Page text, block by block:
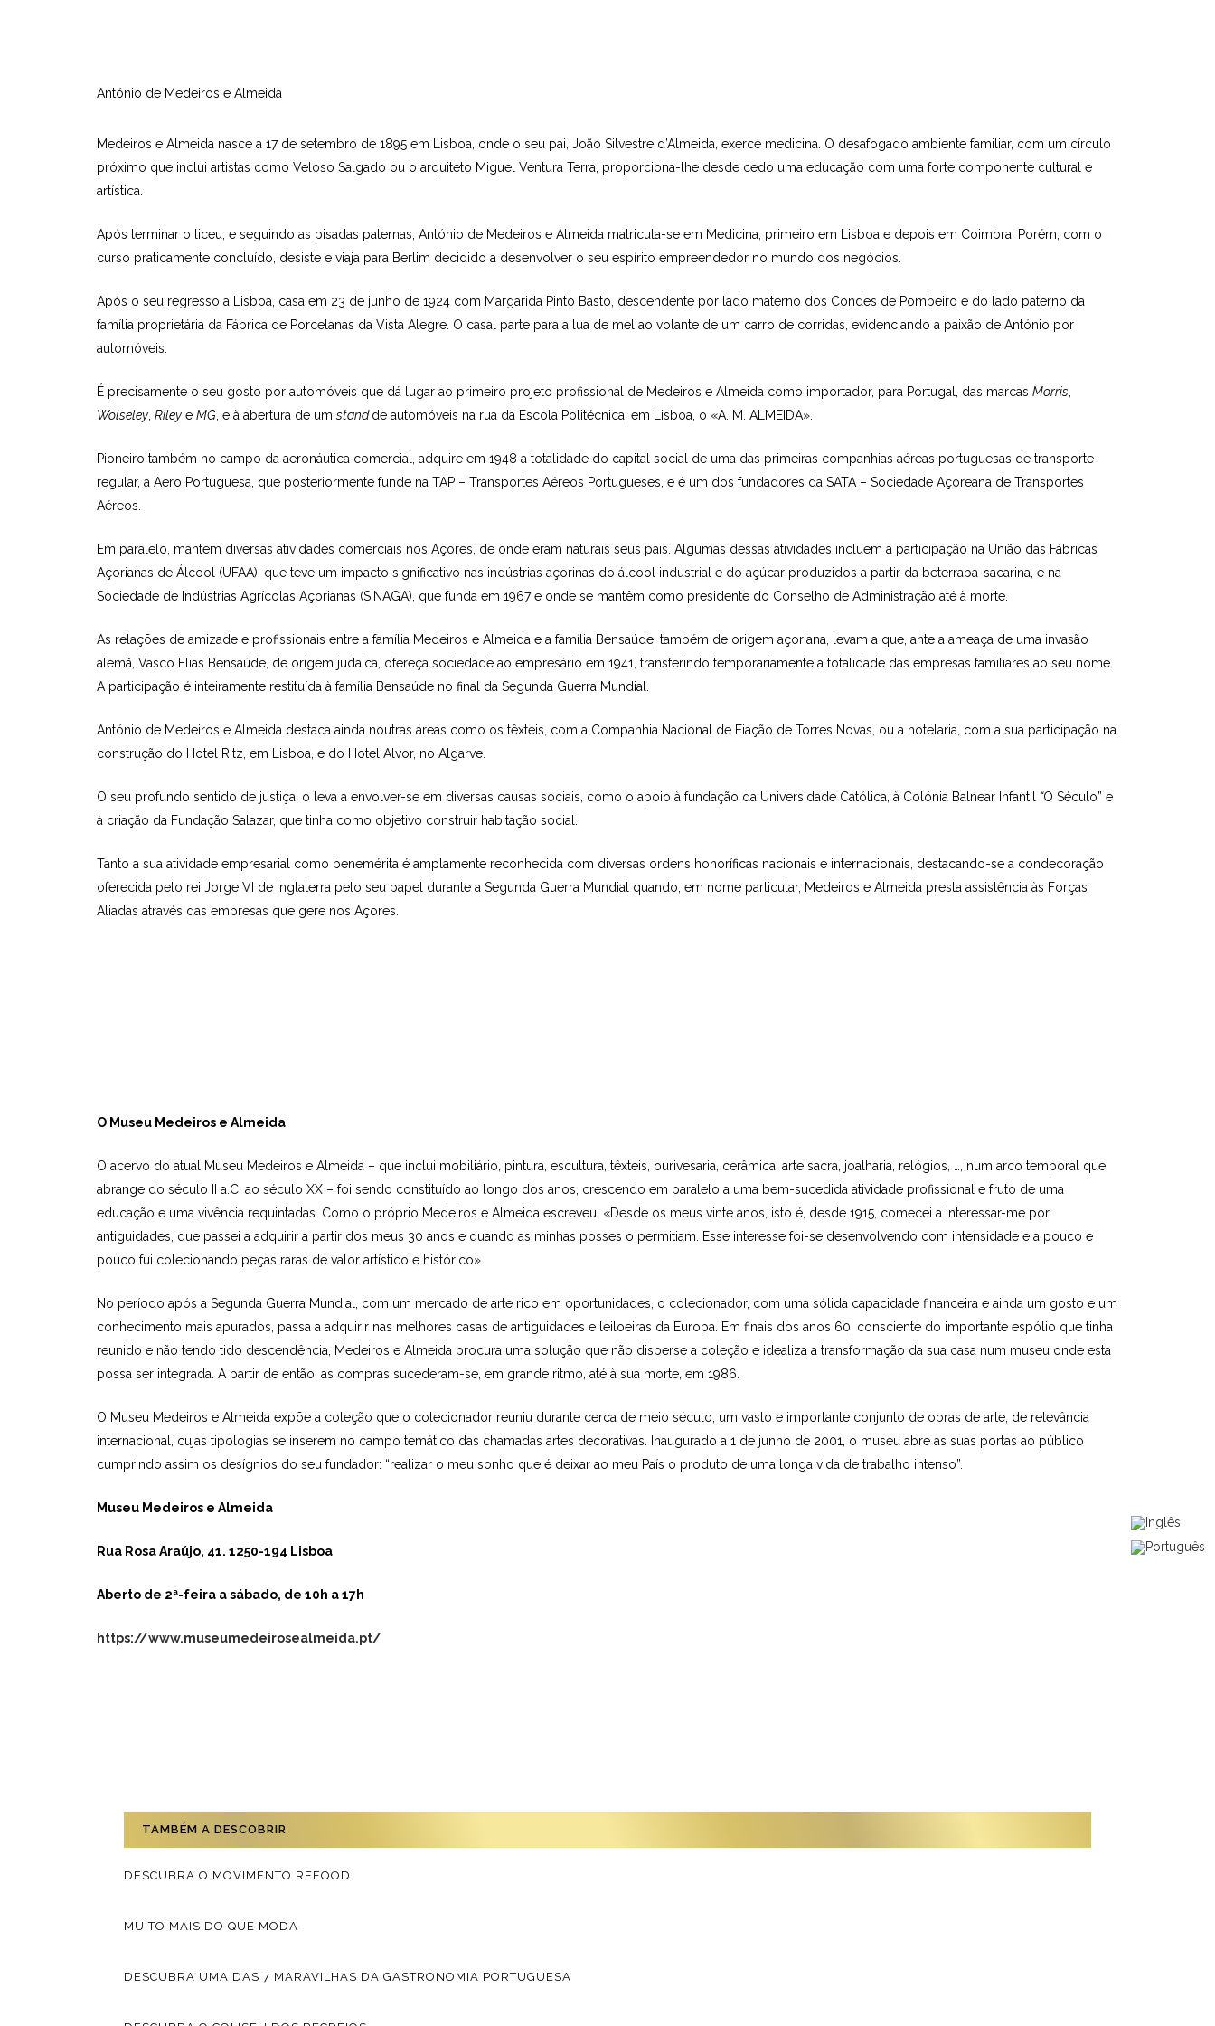
António de Medeiros e Almeida
Medeiros e Almeida nasce a 17 de setembro de 1895 em Lisboa, onde o seu pai, João Silvestre d’Al­meida, exerce medicina. O desafogado ambiente fa­miliar, com um círculo
próximo que inclui artistas como Veloso Salgado ou o arquiteto Miguel Ventura Terra, proporciona-lhe desde cedo uma educação com uma forte componente cultural e
artística.
Após terminar o liceu, e seguindo as pisadas paternas, An­tónio de Medeiros e Almeida matricula-se em Medicina, primeiro em Lisboa e depois em Coimbra. Porém, com o
curso praticamente concluído, desiste e viaja para Berlim decidido a desenvolver o seu espírito empreendedor no mundo dos negócios.
Após o seu regresso a Lisboa, casa em 23 de junho de 1924 com Margarida Pinto Basto, descendente por lado materno dos Condes de Pombeiro e do lado paterno da
família proprietária da Fábrica de Porcelanas da Vista Alegre. O casal parte para a lua de mel ao volante de um carro de corridas, evidenciando a paixão de António por
automóveis.
É precisamente o seu gosto por automóveis que dá lugar ao primeiro projeto profissional de Medeiros e Almeida como importador, para Portugal, das marcas Morris
Wolseley Riley e MG , e à abertura de um standde au­tomóveis na rua da Escola Politécnica, em Lisboa, o «A. M. ALMEIDA».
Pioneiro também no campo da aeronáutica comercial, adquire em 1948 a totalidade do capital social de uma das primeiras companhias aéreas portuguesas de transporte
regular, a Aero Portuguesa, que posteriormente funde na TAP – Transportes Aéreos Portugueses, e é um dos fundadores da SATA – Sociedade Açoreana de Transportes
Aéreos.
Em paralelo, mantem diversas atividades comerciais nos Açores, de onde eram naturais seus pais. Algumas dessas atividades incluem a participação na União das Fábricas
Açorianas de Álcool (UFAA), que teve um impacto significativo nas indústrias açorinas do álcool industrial e do açúcar produzidos a partir da beterraba-sacarina, e na
Sociedade de Indústrias Agrícolas Açorianas (SINAGA), que funda em 1967 e onde se mantêm como presidente do Conselho de Administração até à morte.
As relações de amizade e profissionais entre a família Medeiros e Almeida e a família Bensaúde, também de origem açoriana, levam a que, ante a ameaça de uma invasão
alemã, Vasco Elias Bensaúde, de origem judaica, ofereça sociedade ao empresário em 1941, transferindo temporariamente a totalidade das empresas familiares ao seu nome.
A participação é inteiramente restituída à família Bensaúde no final da Segunda Guerra Mundial.
António de Medeiros e Almeida destaca ainda noutras áreas como os têxteis, com a Companhia Nacional de Fiação de Torres Novas, ou a hotelaria, com a sua participação na
construção do Hotel Ritz, em Lisboa, e do Hotel Alvor, no Algarve.
O seu profundo sentido de justiça, o leva a envolver-se em diversas causas sociais, como o apoio à fundação da Universidade Católica, à Colónia Balnear Infantil “O Século” e
à criação da Fundação Salazar, que tinha como objetivo construir habitação social.
Tanto a sua atividade empresarial como benemérita é amplamente reconhecida com diversas ordens honoríficas nacionais e internacionais, destacando-se a condecoração
oferecida pelo rei Jorge VI de Inglaterra pelo seu papel durante a Segunda Guerra Mundial quando, em nome particular, Medeiros e Almeida presta assistência às Forças
Aliadas através das empresas que gere nos Açores.
O Museu Medeiros e Almeida
O acervo do atual Museu Medeiros e Almeida – que inclui mobiliário, pintura, escultura, têxteis, ourivesaria, cerâmica, arte sacra, joalharia, relógios, …, num arco temporal que
abrange do século II a.C. ao século XX – foi sendo constituído ao longo dos anos, crescendo em paralelo a uma bem-sucedida atividade profissional e fruto de uma
educação e uma vivência requintadas. Como o próprio Medeiros e Almeida escreveu: «Des­de os meus vinte anos, isto é, desde 1915, come­cei a interessar-me por
antiguidades, que passei a adquirir a partir dos meus 30 anos e quando as minhas posses o permitiam. Esse interesse foi-se desenvolvendo com intensidade e a pouco e
pou­co fui colecionando peças raras de valor artístico e histórico»
No período após a Segunda Guerra Mundial, com um mercado de arte rico em oportunidades, o colecionador, com uma sólida capacidade financeira e ainda um gosto e um
conhecimento mais apurados, passa a adquirir nas melhores casas de antiguidades e leiloeiras da Europa. Em finais dos anos 60, consciente do importante espólio que tinha
reunido e não tendo tido descendência, Medeiros e Almeida procura uma solução que não disperse a coleção e idealiza a transformação da sua casa num museu onde esta
possa ser integrada. A partir de então, as compras sucederam-se, em grande ritmo, até à sua morte, em 1986.
O Museu Medeiros e Almeida expõe a coleção que o colecionador reuniu durante cerca de meio século, um vasto e importante conjunto de obras de arte, de relevância
internacional, cujas tipologias se inserem no campo temático das chamadas artes decorativas. Inaugurado a 1 de junho de 2001, o museu abre as suas portas ao público
cumprindo assim os desígnios do seu fundador: “realizar o meu sonho que é deixar ao meu País o produto de uma longa vida de trabalho intenso”.
Museu Medeiros e Almeida
Rua Rosa Araújo, 41. 1250-194 Lisboa
Aberto de 2ª-feira a sábado, de 10h a17h
https://www.museumedeirosealmeida.pt/
TAMBÉM A DESCOBRIR
DESCUBRA O MOVIMENTO REFOOD
MUITO MAIS DO QUE MODA
DESCUBRA UMA DAS 7 MARAVILHAS DA GASTRONOMIA PORTUGUESA